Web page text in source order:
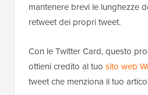
mantenere brevi le lunghezze
retweet dei propri tweet.
Con le Twitter Card, questo
ottieni credito al tuo sito web
tweet che menziona il tuo